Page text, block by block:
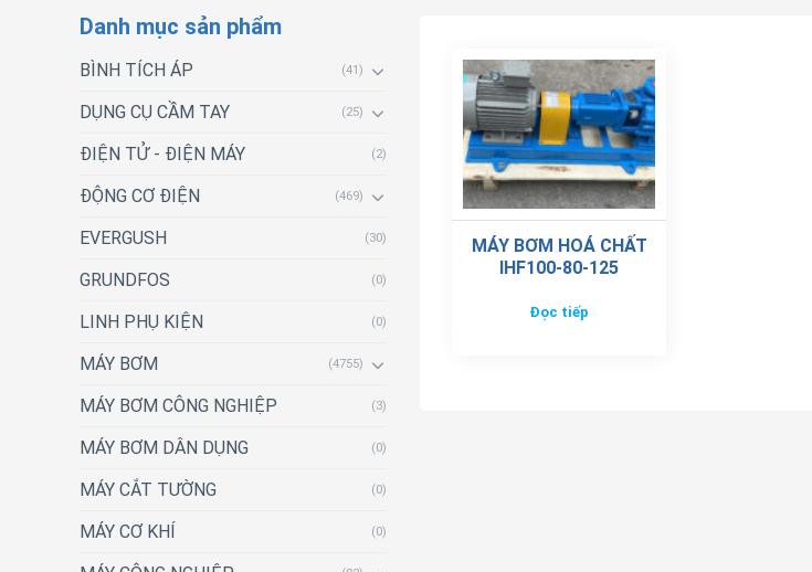
Danh mục sản phẩm
BÌNH TÍCH ÁP (41)
DỤNG CỤ CẦM TAY (25)
ĐIỆN TỬ - ĐIỆN MÁY (2)
ĐỘNG CƠ ĐIỆN (469)
EVERGUSH (30)
GRUNDFOS (0)
LINH PHỤ KIỆN (0)
MÁY BƠM (4755)
MÁY BƠM CÔNG NGHIỆP (3)
MÁY BƠM DÂN DỤNG (0)
MÁY CẮT TƯỜNG (0)
MÁY CƠ KHÍ (0)
MÁY BƠM HOÁ CHẤT
IHF100-80-125
Đọc tiếp